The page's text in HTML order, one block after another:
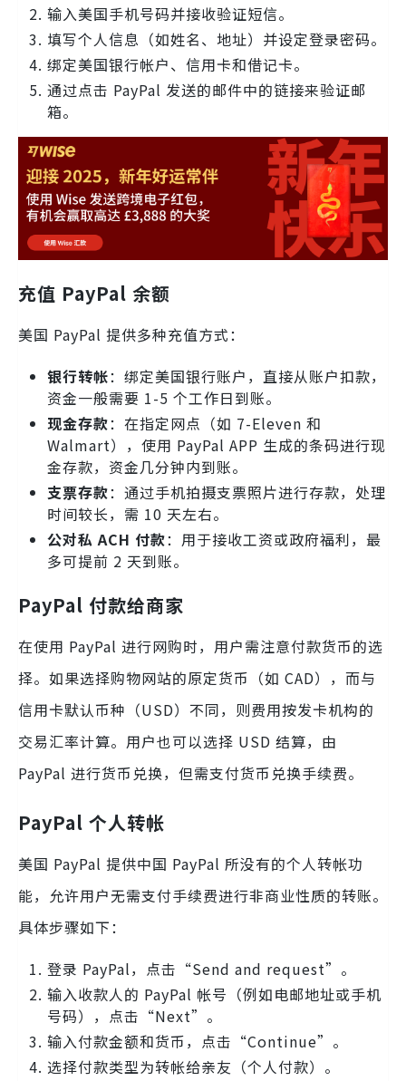
输入美国手机号码并接收验证短信。
填写个人信息（如姓名、地址）并设定登录密码。
绑定美国银行帐户、信用卡和借记卡。
通过点击 PayPal 发送的邮件中的链接来验证邮
箱。
充值 PayPal 余额
美国 PayPal 提供多种充值方式：
银行转帐：绑定美国银行账户，直接从账户扣款，
资金一般需要 1-5 个工作日到账。
现金存款：在指定网点（如 7-Eleven 和
Walmart），使用 PayPal APP 生成的条码进行现
金存款，资金几分钟内到账。
支票存款：通过手机拍摄支票照片进行存款，处理
时间较长，需 10 天左右。
公对私 ACH 付款：用于接收工资或政府福利，最
多可提前 2 天到账。
PayPal 付款给商家
在使用 PayPal 进行网购时，用户需注意付款货币的选
择。如果选择购物网站的原定货币（如 CAD），而与
信用卡默认币种（USD）不同，则费用按发卡机构的
交易汇率计算。用户也可以选择 USD 结算，由
PayPal 进行货币兑换，但需支付货币兑换手续费。
PayPal 个人转帐
美国 PayPal 提供中国 PayPal 所没有的个人转帐功
能，允许用户无需支付手续费进行非商业性质的转账。
具体步骤如下：
登录 PayPal，点击“Send and request”。
输入收款人的 PayPal 帐号（例如电邮地址或手机
号码），点击“Next”。
输入付款金额和货币，点击“Continue”。
选择付款类型为转帐给亲友（个人付款）。